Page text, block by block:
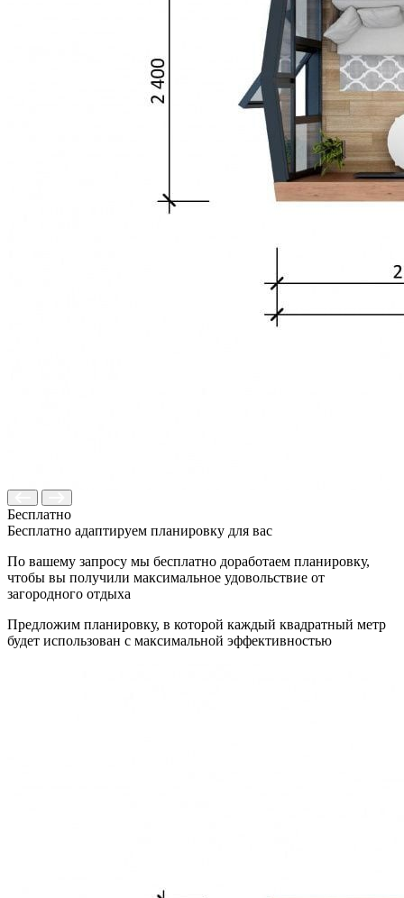
Бесплатно
Бесплатно адаптируем планировку для вас
По вашему запросу мы бесплатно доработаем планировку,
чтобы вы получили максимальное удовольствие от
загородного отдыха
Предложим планировку, в которой каждый квадратный метр
будет использован с максимальной эффективностью